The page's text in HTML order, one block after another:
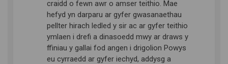
craidd o fewn awr o amser teithio. Mae
hefyd yn darparu ar gyfer gwasanaethau
pellter hirach ledled y sir ac ar gyfer teithio
ymlaen i drefi a dinasoedd mwy ar draws y
ffiniau y gallai fod angen i drigolion Powys
eu cyrraedd ar gyfer iechyd, addysg a